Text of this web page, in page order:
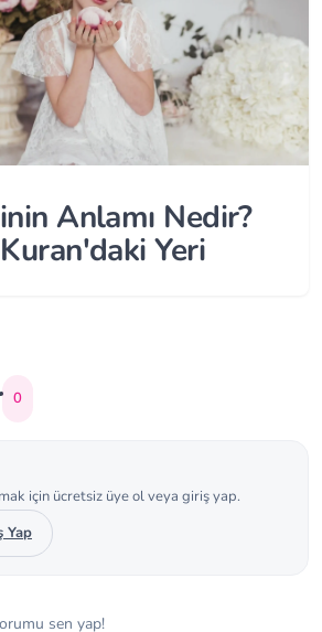
Anlamı Nedir?
Yeri
0
için ücretsiz üye ol veya giriş yap.
Yap
sen yap!